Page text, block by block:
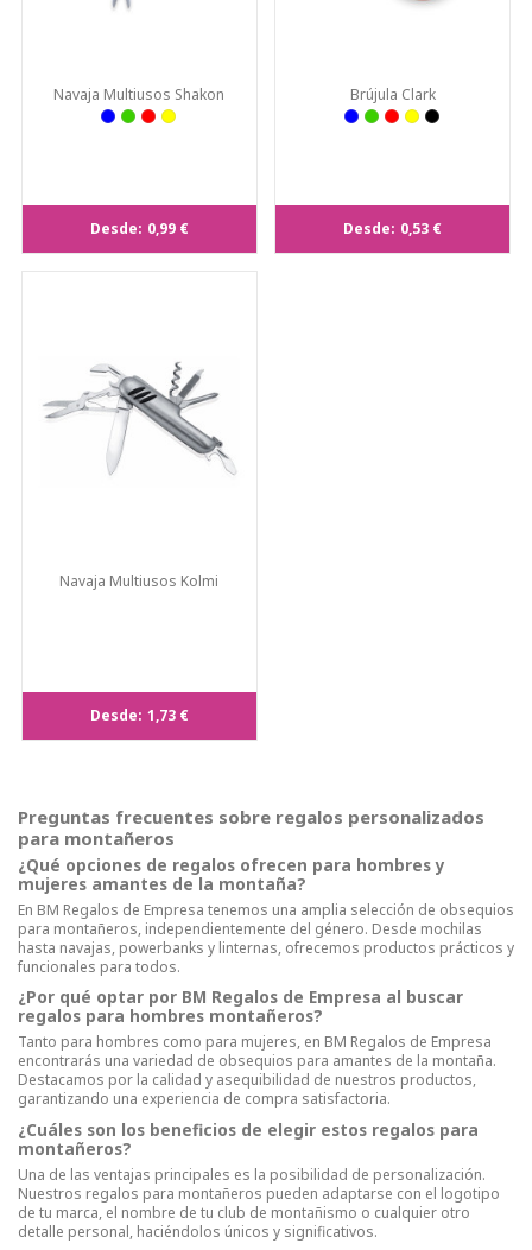
Navaja Multiusos Shakon
Desde: 0,99 €
Brújula Clark
Desde: 0,53 €
Navaja Multiusos Kolmi
Desde: 1,73 €
Preguntas frecuentes sobre regalos personalizados
para montañeros
¿Qué opciones de regalos ofrecen para hombres y
mujeres amantes de la montaña?
En BM Regalos de Empresa tenemos una amplia selección de obsequios
para montañeros, independientemente del género. Desde mochilas
hasta navajas, powerbanks y linternas, ofrecemos productos prácticos y
funcionales para todos.
¿Por qué optar por BM Regalos de Empresa al buscar
regalos para hombres montañeros?
Tanto para hombres como para mujeres, en BM Regalos de Empresa
encontrarás una variedad de obsequios para amantes de la montaña.
Destacamos por la calidad y asequibilidad de nuestros productos,
garantizando una experiencia de compra satisfactoria.
¿Cuáles son los beneficios de elegir estos regalos para
montañeros?
Una de las ventajas principales es la posibilidad de personalización.
Nuestros regalos para montañeros pueden adaptarse con el logotipo
de tu marca, el nombre de tu club de montañismo o cualquier otro
detalle personal, haciéndolos únicos y significativos.